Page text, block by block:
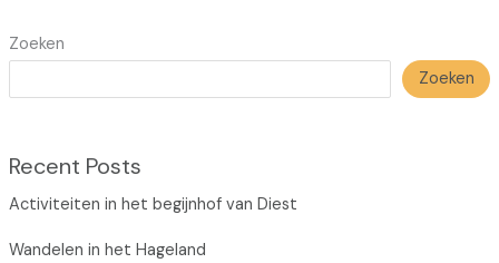
Zoeken
Zoeken
Recent Posts
Acti­vi­tei­ten in het begijn­hof van Diest
Wan­de­len in het Hage­land